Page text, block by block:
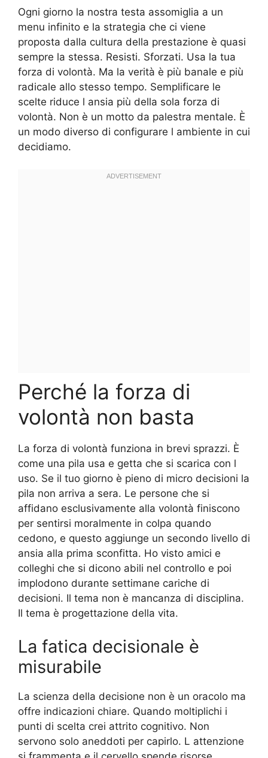
Ogni giorno la nostra testa assomiglia a un
menu infinito e la strategia che ci viene
proposta dalla cultura della prestazione è quasi
sempre la stessa. Resisti. Sforzati. Usa la tua
forza di volontà. Ma la verità è più banale e più
radicale allo stesso tempo. Semplificare le
scelte riduce l ansia più della sola forza di
volontà. Non è un motto da palestra mentale. È
un modo diverso di configurare l ambiente in cui
decidiamo.
Perché la forza di
volontà non basta
La forza di volontà funziona in brevi sprazzi. È
come una pila usa e getta che si scarica con l
uso. Se il tuo giorno è pieno di micro decisioni la
pila non arriva a sera. Le persone che si
affidano esclusivamente alla volontà finiscono
per sentirsi moralmente in colpa quando
cedono, e questo aggiunge un secondo livello di
ansia alla prima sconfitta. Ho visto amici e
colleghi che si dicono abili nel controllo e poi
implodono durante settimane cariche di
decisioni. Il tema non è mancanza di disciplina.
Il tema è progettazione della vita.
La fatica decisionale è
misurabile
La scienza della decisione non è un oracolo ma
offre indicazioni chiare. Quando moltiplichi i
punti di scelta crei attrito cognitivo. Non
servono solo aneddoti per capirlo. L attenzione